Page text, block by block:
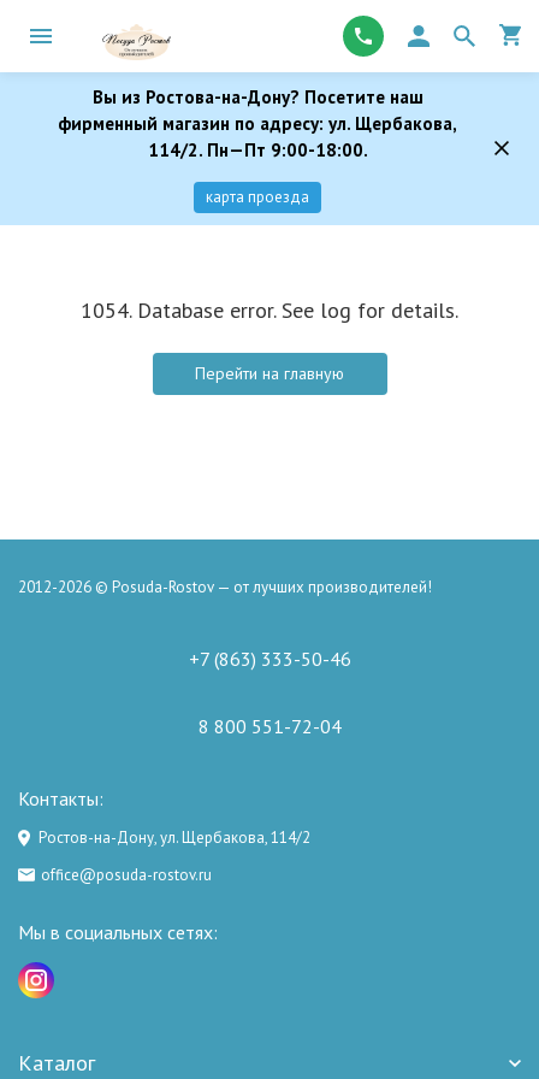
Вы из Ростова-на-Дону? Посетите наш
фирменный магазин по адресу: ул. Щербакова,
114/2. Пн—Пт 9:00-18:00.
карта проезда
1054. Database error. See log for details.
Перейти на главную
2012-2026 © Posuda-Rostov — от лучших производителей!
+7 (863) 333-50-46
8 800 551-72-04
Контакты:
Ростов-на-Дону, ул. Щербакова, 114/2
office@posuda-rostov.ru
Мы в социальных сетях:
Каталог